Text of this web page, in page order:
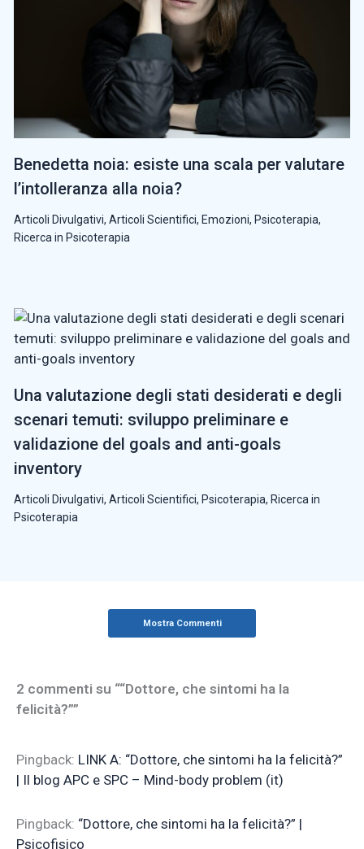
Benedetta noia: esiste una scala per valutare
l’intolleranza alla noia?
Articoli Divulgativi, Articoli Scientifici, Emozioni, Psicoterapia,
Ricerca in Psicoterapia
Una valutazione degli stati desiderati e degli
scenari temuti: sviluppo preliminare e
validazione del goals and anti-goals
inventory
Articoli Divulgativi, Articoli Scientifici, Psicoterapia, Ricerca in
Psicoterapia
Mostra Commenti
2 commenti su ““Dottore, che sintomi ha la
felicità?””
Pingback: LINK A: “Dottore, che sintomi ha la felicità?”
| Il blog APC e SPC – Mind-body problem (it)
Pingback: “Dottore, che sintomi ha la felicità?” |
Psicofisico